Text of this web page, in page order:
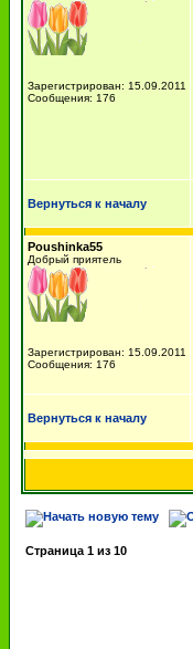
Зарегистрирован: 15.09.2011
Сообщения: 176
Вернуться к началу
Poushinka55
Добрый приятель
Зарегистрирован: 15.09.2011
Сообщения: 176
Вернуться к началу
Страница 1 из 10